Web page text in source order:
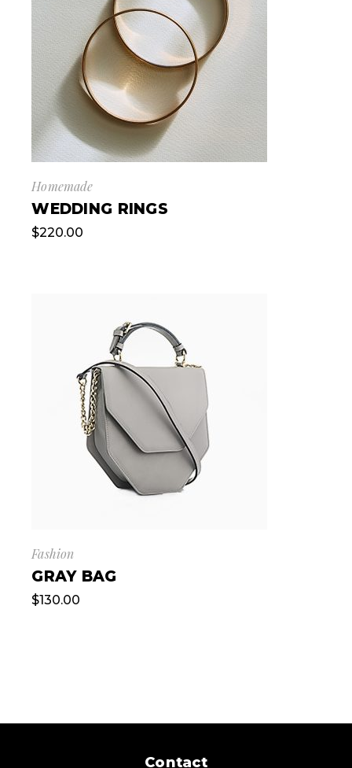
Homemade
WEDDING RINGS
$220.00
Fashion
GRAY BAG
$130.00
Contact